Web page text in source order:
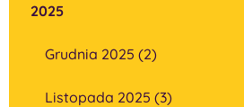
2025
Grudnia 2025 (2)
Listopada 2025 (3)